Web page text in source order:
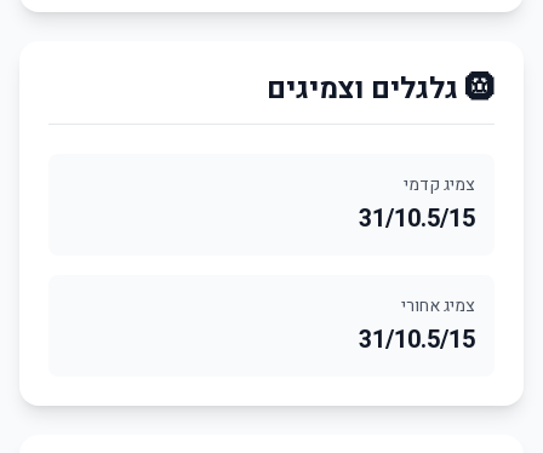
🛞 גלגלים וצמיגים
צמיג קדמי
31/10.5/15
צמיג אחורי
31/10.5/15